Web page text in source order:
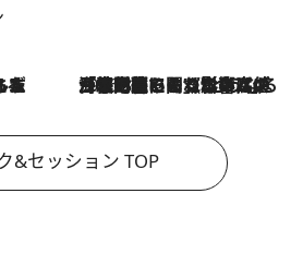
2026.8.3
「住宅建てられない…」「サーチャージ料の高値が続いている」ホルムズ海峡封鎖による影響はいつまで続く？《エネルギー専門家に聞く“どうなる日本の暮らし”》
&セッション TOP